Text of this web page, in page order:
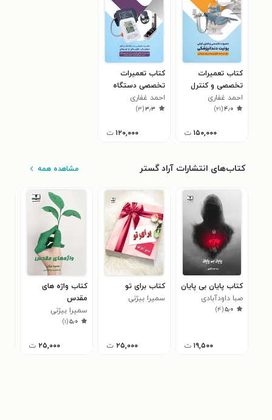
کتاب تعمیرات
تخصصی و کنترل
کیفی یونیت
دندانپزشکی
احمد غفاری
۴٫۰(۲۱)
۱۵۰,۰۰۰ ت
کتاب تعمیرات
تخصصی دستگاه
فشار خون دیجیتال،
عقربه ای و جیوه ای
احمد غفاری
۳٫۳(۳)
۱۲۰,۰۰۰ ت
کتاب‌های انتشارات آراد گستر مشاهده همه
کتاب پایان بی پایان
صبا داودآبادی
۵٫۰(۴)
۱۹,۵۰۰ ت
کتاب برای تو
سمیرا بیژنی
۲۵,۰۰۰ ت
کتاب واژه های
مقدس
سمیرا بیژنی
۵٫۰(۱)
۲۵,۰۰۰ ت